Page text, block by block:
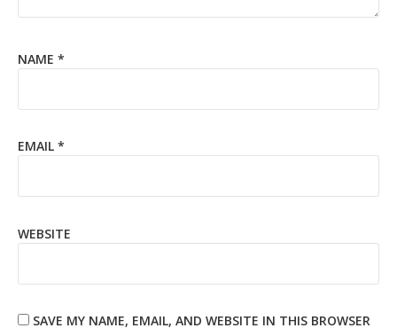
NAME *
EMAIL *
WEBSITE
SAVE MY NAME, EMAIL, AND WEBSITE IN THIS BROWSER